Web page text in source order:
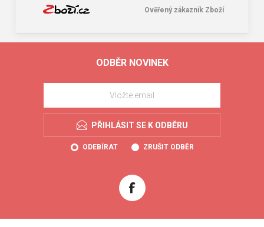
Ověřený zákazník Zboží
ODBĚR NOVINEK
PŘIHLÁSIT SE K ODBĚRU
ODEBÍRAT ZRUŠIT ODBĚR